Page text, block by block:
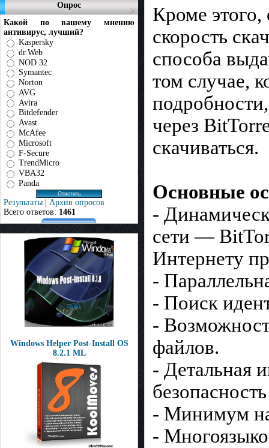
Опрос
Какой по вашему мнению
антивирус, лучший?
Kaspersky
dr.Web
NOD 32
Symantec
Norton
AVG
Avira
Bitdefender
Avast
McAfee
Microsoft
F-Secure
TrendMicro
VBA32
Panda
Результаты | Архив опросов
Всего ответов: 1461
Windows Helper Post-Install OS
8.2.1 ML
Кроме этого,
скорость
способа
том случае,
через
скачиваться.
Основные
-
сети —
Интернету
-
- Поиск
-
файлов.
- Детальная
- Минимум
-